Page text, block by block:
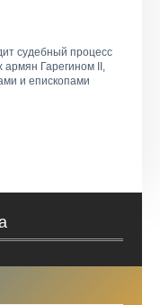
судебный процесс
армян Гарегином II,
и епископами